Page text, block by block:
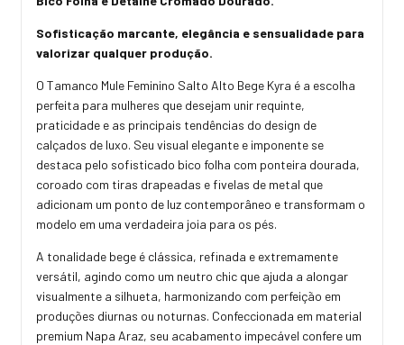
Sofisticação marcante, elegância e sensualidade para
valorizar qualquer produção.
O Tamanco Mule Feminino Salto Alto Bege Kyra é a escolha
perfeita para mulheres que desejam unir requinte,
praticidade e as principais tendências do design de
calçados de luxo. Seu visual elegante e imponente se
destaca pelo sofisticado bico folha com ponteira dourada,
coroado com tiras drapeadas e fivelas de metal que
adicionam um ponto de luz contemporâneo e transformam o
modelo em uma verdadeira joia para os pés.
A tonalidade bege é clássica, refinada e extremamente
versátil, agindo como um neutro chic que ajuda a alongar
visualmente a silhueta, harmonizando com perfeição em
produções diurnas ou noturnas. Confeccionada em material
premium Napa Araz, seu acabamento impecável confere um